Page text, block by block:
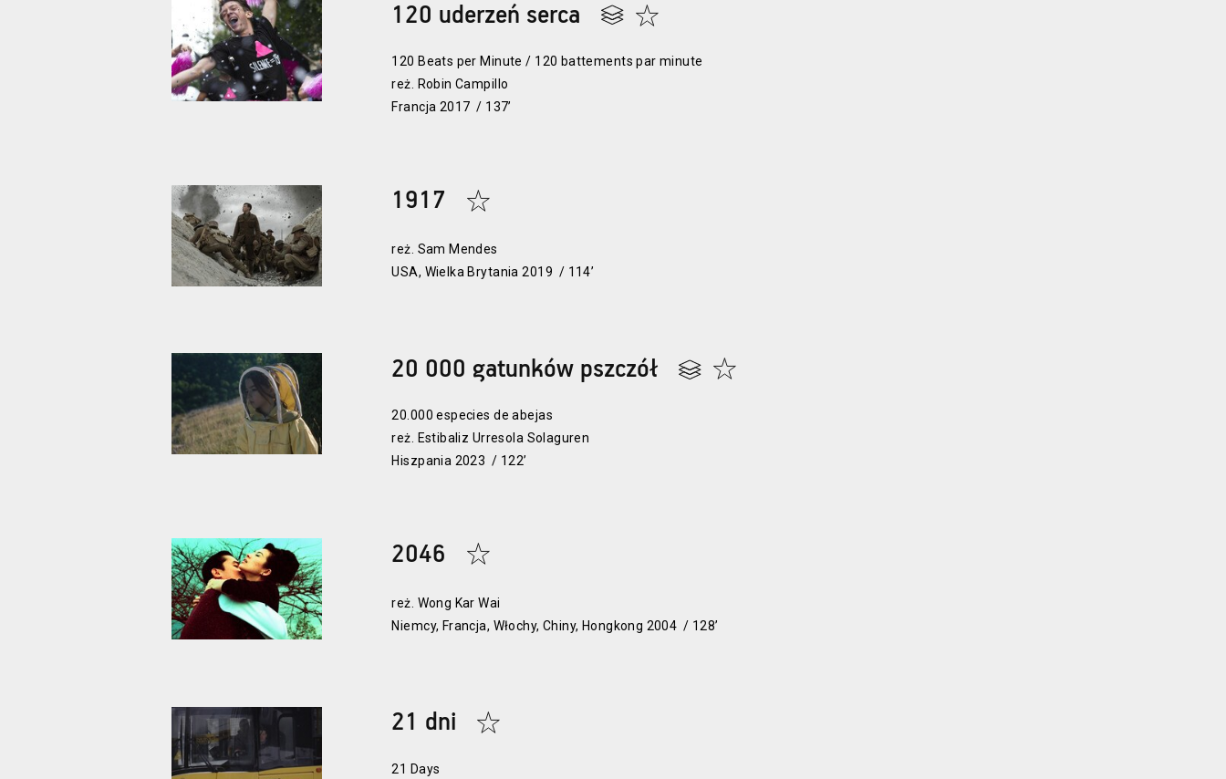
120 uderzeń serca
120 Beats per Minute / 120 battements par minute
reż. Robin Campillo
Francja 2017 / 137’
1917
reż. Sam Mendes
USA, Wielka Brytania 2019 / 114’
20 000 gatunków pszczół
20.000 especies de abejas
reż. Estibaliz Urresola Solaguren
Hiszpania 2023 / 122’
2046
reż. Wong Kar Wai
Niemcy, Francja, Włochy, Chiny, Hongkong 2004 / 128’
21 dni
21 Days